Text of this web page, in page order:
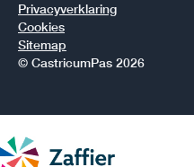
Privacyverklaring
Cookies
Sitemap
© CastricumPas 2026